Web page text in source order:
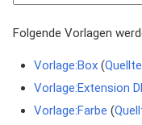
Folgende Vorlagen
Vorlage:Box(
Vorlage:Extension
Vorlage:Farbe (